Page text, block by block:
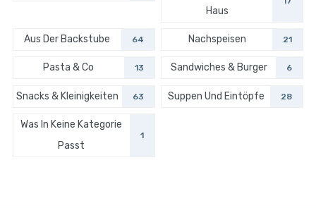
Haus
Aus Der Backstube 64 Nachspeisen 21
Pasta & Co 13 Sandwiches & Burger 6
Snacks & Kleinigkeiten 63 Suppen Und Eintöpfe 28
Was In Keine Kategorie
Passt
1